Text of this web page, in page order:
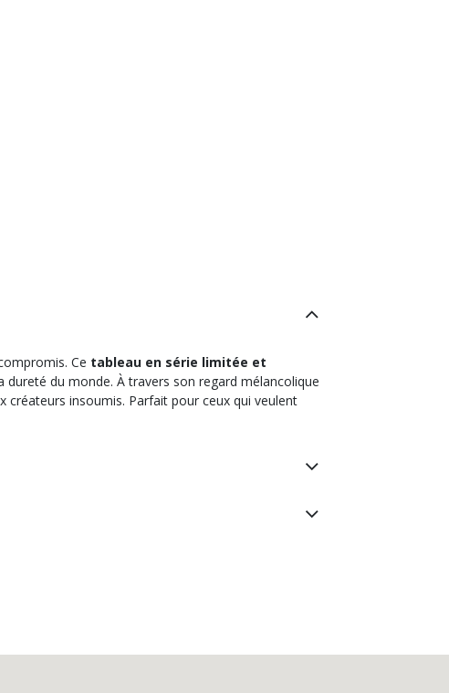
Ce tableau en série limitée et
dureté du monde. À travers son regard mélancolique
insoumis. Parfait pour ceux qui veulent